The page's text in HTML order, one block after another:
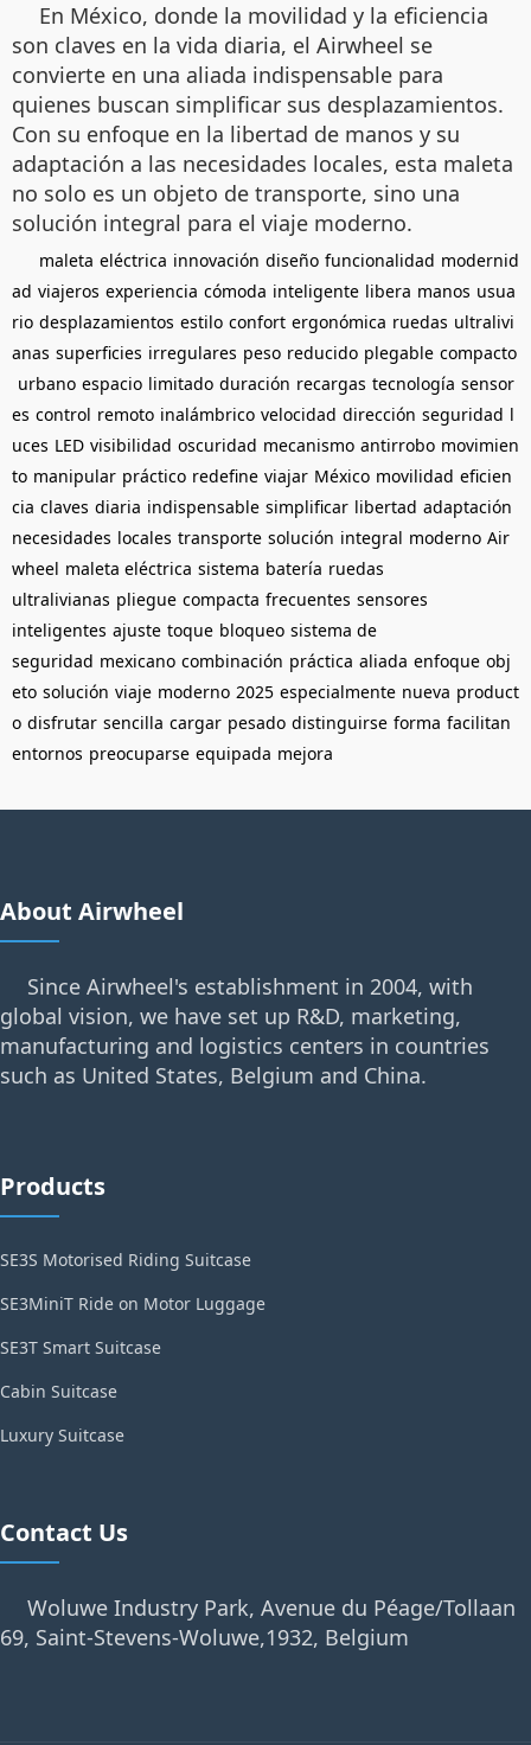
En México, donde la movilidad y la eficiencia
son claves en la vida diaria, el Airwheel se
convierte en una aliada indispensable para
quienes buscan simplificar sus desplazamientos.
Con su enfoque en la libertad de manos y su
adaptación a las necesidades locales, esta maleta
no solo es un objeto de transporte, sino una
solución integral para el viaje moderno.
maleta eléctrica innovación diseño funcionalidad modernid
ad viajeros experiencia cómoda inteligente libera manos usua
rio desplazamientos estilo confort ergonómica ruedas ultralivi
anas superficies irregulares peso reducido plegable compacto
urbano espacio limitado duración recargas tecnología sensor
es control remoto inalámbrico velocidad dirección seguridad l
uces LED visibilidad oscuridad mecanismo antirrobo movimien
to manipular práctico redefine viajar México movilidad eficien
cia claves diaria indispensable simplificar libertad adaptación
necesidades locales transporte solución integral moderno Air
wheel maleta eléctrica sistema batería ruedas
ultralivianas pliegue compacta frecuentes sensores
inteligentes ajuste toque bloqueo sistema de
seguridad mexicano combinación práctica aliada enfoque obj
eto solución viaje moderno 2025 especialmente nueva product
o disfrutar sencilla cargar pesado distinguirse forma facilitan
entornos preocuparse equipada mejora
About Airwheel
Since Airwheel's establishment in 2004, with
global vision, we have set up R&D, marketing,
manufacturing and logistics centers in countries
such as United States, Belgium and China.
Products
SE3S Motorised Riding Suitcase
SE3MiniT Ride on Motor Luggage
SE3T Smart Suitcase
Cabin Suitcase
Luxury Suitcase
Contact Us
Woluwe Industry Park, Avenue du Péage/Tollaan
69, Saint-Stevens-Woluwe,1932, Belgium